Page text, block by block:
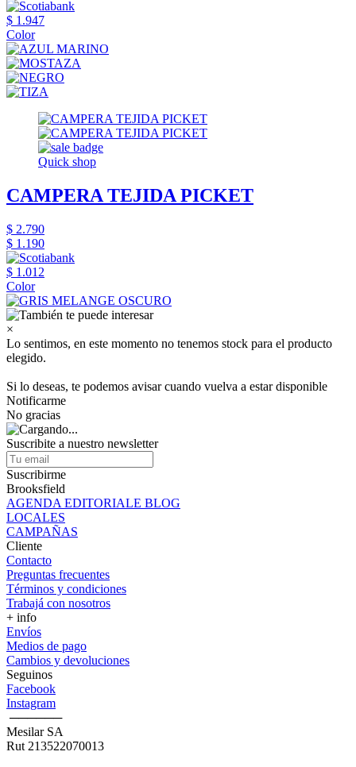
$ 1.947
Color
Quick shop
CAMPERA TEJIDA PICKET
$ 2.790
$ 1.190
$ 1.012
Color
×
Lo sentimos, en este momento no tenemos stock para el producto
elegido.
Si lo deseas, te podemos avisar cuando vuelva a estar disponible
Notificarme
No gracias
Suscribite a nuestro newsletter
Suscribirme
Brooksfield
AGENDA EDITORIALE BLOG
LOCALES
CAMPAÑAS
Cliente
Contacto
Preguntas frecuentes
Términos y condiciones
Trabajá con nosotros
+ info
Envíos
Medios de pago
Cambios y devoluciones
Seguinos
Facebook
Instagram
‎ ──────
Mesilar SA
Rut 213522070013